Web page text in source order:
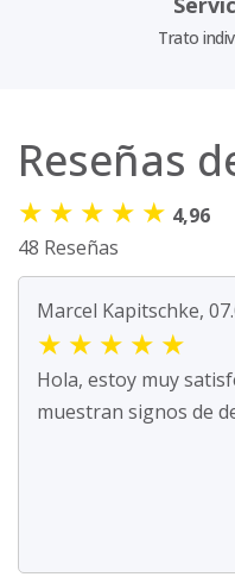
Trato
Reseñas
★ ★ ★ ★ ★ 4,96
48 Reseñas
Marcel Kapitschke,
★ ★ ★ ★ ★
Hola, estoy muy
muestran signos de